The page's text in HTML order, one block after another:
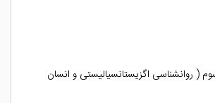
( روانشناسی اگزیستانسیالیستی و انسان